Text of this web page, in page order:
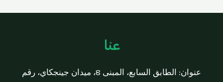
t
o
عنا
عنوان: الطابق السابع، المبنى 8، ميدان جينجكاي، رقم